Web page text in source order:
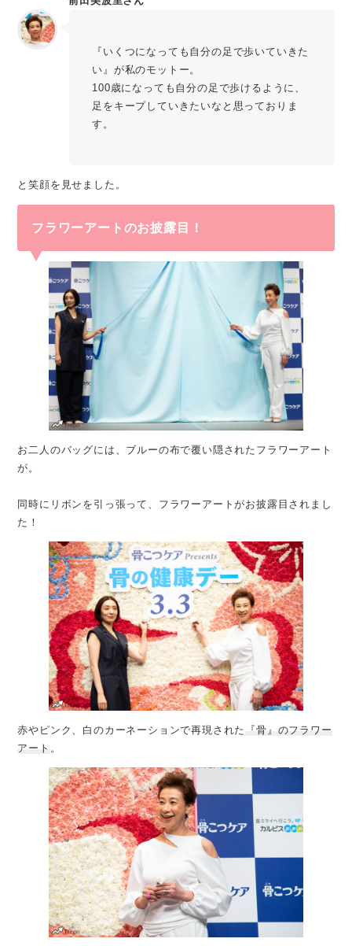
『いくつになっても自分の足で歩いていきた
い』が私のモットー。
100歳になっても自分の足で歩けるように、
足をキープしていきたいなと思っておりま
す。
と笑顔を見せました。
フラワーアートのお披露目！
お二人のバッグには、ブルーの布で覆い隠されたフラワーアート
が。
同時にリボンを引っ張って、フラワーアートがお披露目されまし
た！
赤やピンク、白のカーネーションで再現された
『骨』のフラワー
アート 。